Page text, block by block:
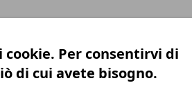
cookie. Per consentirvi di
di cui avete bisogno.